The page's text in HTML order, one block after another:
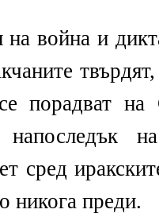
на война и
порадват на
сред
никога преди.